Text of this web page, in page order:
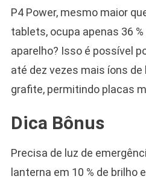
P4 Power, mesmo maior
tablets, ocupa apenas 36
aparelho? Isso é possível
até dez vezes mais íons
grafite, permitindo placas
Dica Bônus
Precisa de luz de
lanterna em 10 % de brilho